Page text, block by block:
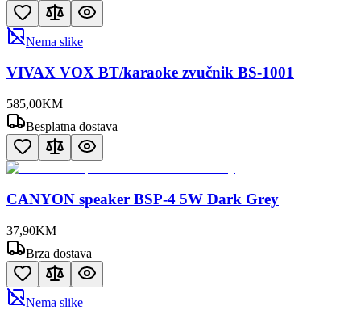
Nema slike
VIVAX VOX BT/karaoke zvučnik BS-1001
585,00KM
Besplatna dostava
CANYON speaker BSP-4 5W Dark Grey
37,90KM
Brza dostava
Nema slike